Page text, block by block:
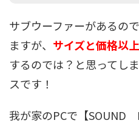
サブウーファーがあるの
ますが、 サイズと価格以
するのでは？と思ってし
スです！
我が家のPCで【SOUND